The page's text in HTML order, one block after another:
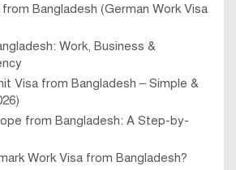
Bangladesh (German Work Visa
Work, Business &
Visa from Bangladesh – Simple &
from Bangladesh: A Step-by-
Work Visa from Bangladesh?